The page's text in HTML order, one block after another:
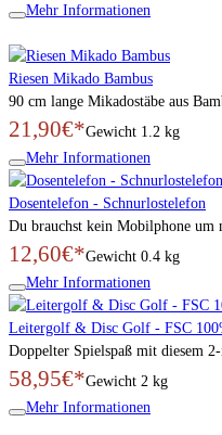
Mehr Informationen
Riesen Mikado Bambus
90 cm lange Mikadostäbe aus
21,90€*Gewicht 1.2 kg
Mehr Informationen
Dosentelefon - Schnurlostelefon
Du brauchst kein Mobilphone um
12,60€*Gewicht 0.4 kg
Mehr Informationen
Leitergolf & Disc Golf - FSC
Doppelter Spielspaß mit diesem
58,95€*Gewicht 2 kg
Mehr Informationen